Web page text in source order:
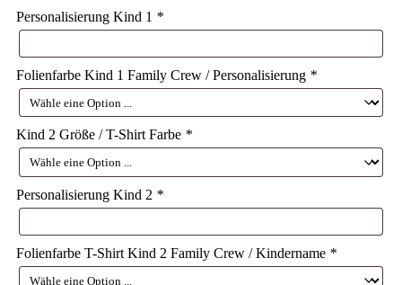
Personalisierung Kind 1 *
Folienfarbe Kind 1 Family Crew / Personalisierung *
Kind 2 Größe / T-Shirt Farbe *
Personalisierung Kind 2 *
Folienfarbe T-Shirt Kind 2 Family Crew / Kindername *